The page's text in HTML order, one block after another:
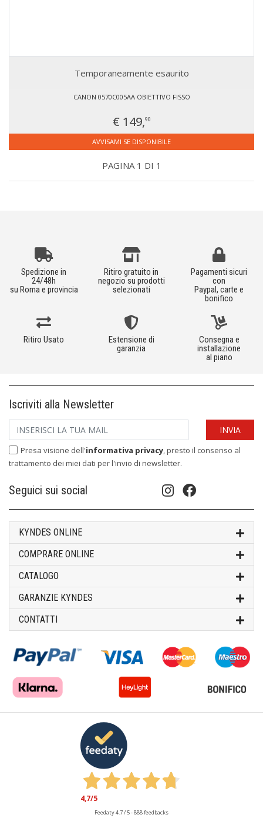
Temporaneamente esaurito
CANON 0570C005AA OBIETTIVO FISSO
€ 149,90
AVVISAMI SE DISPONIBILE
PAGINA 1 DI 1
Spedizione in
24/48h
su Roma e provincia
Ritiro gratuito in
negozio su prodotti
selezionati
Pagamenti sicuri
con
Paypal, carte e
bonifico
Ritiro Usato
Estensione di
garanzia
Consegna e
installazione
al piano
Iscriviti alla Newsletter
Presa visione dell'informativa privacy, presto il consenso al
trattamento dei miei dati per l'invio di newsletter.
Seguici sui social
KYNDES ONLINE
COMPRARE ONLINE
CATALOGO
GARANZIE KYNDES
CONTATTI
4,7/5
Feedaty4.7/ 5-888feedbacks